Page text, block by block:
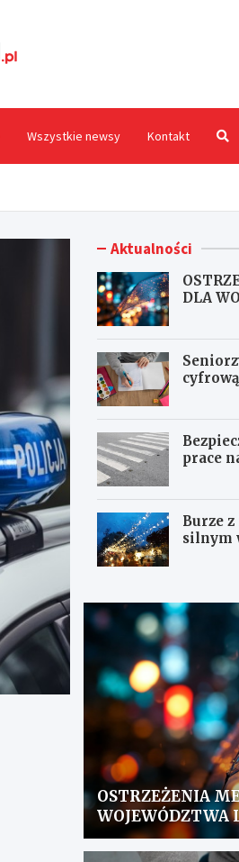
Wszystkie newsy Kontakt
Aktualności
DLA
prace
Burze
silnym
OSTRZEŻENIA
WOJEWÓDZTWA